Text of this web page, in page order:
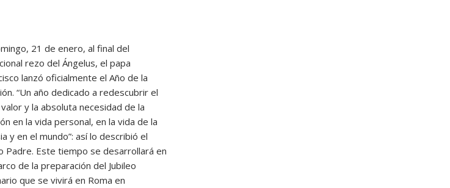
21 de enero, al final del
rezo del Ángelus, el papa
lanzó oficialmente el Año de la
“Un año dedicado a redescubrir el
y la absoluta necesidad de la
en la vida personal, en la vida de la
y en el mundo”: así lo describió el
Padre. Este tiempo se desarrollará en
de la preparación del Jubileo
que se vivirá en Roma en